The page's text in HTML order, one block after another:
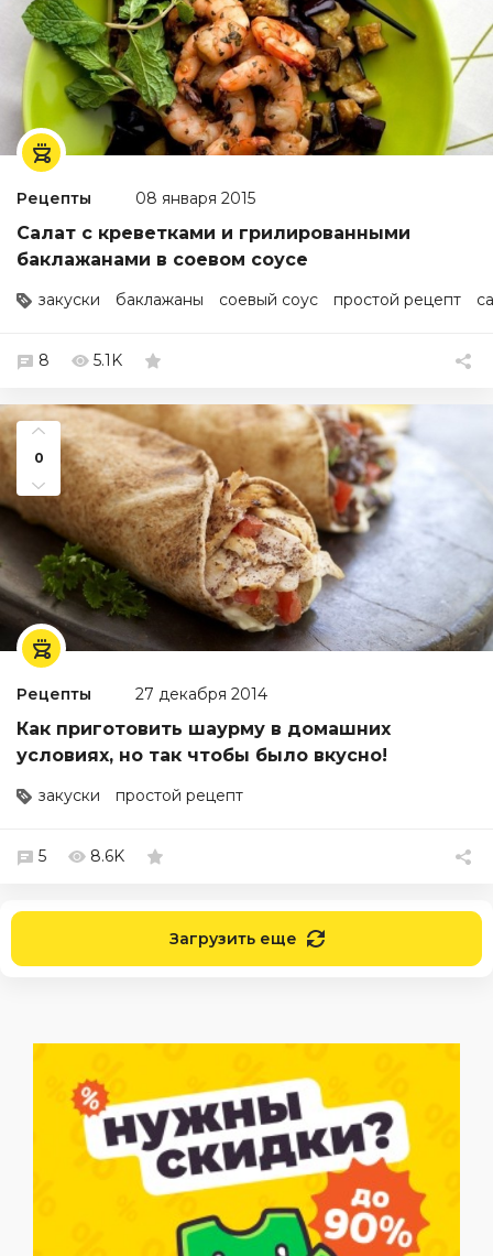
Рецепты 08 января 2015
Салат с креветками и грилированными
баклажанами в соевом соусе
закуски баклажаны соевый соус простой рецепт
8 5.1K
0
Рецепты 27 декабря 2014
Как приготовить шаурму в домашних
условиях, но так чтобы было вкусно!
закуски простой рецепт
5 8.6K
Загрузить еще